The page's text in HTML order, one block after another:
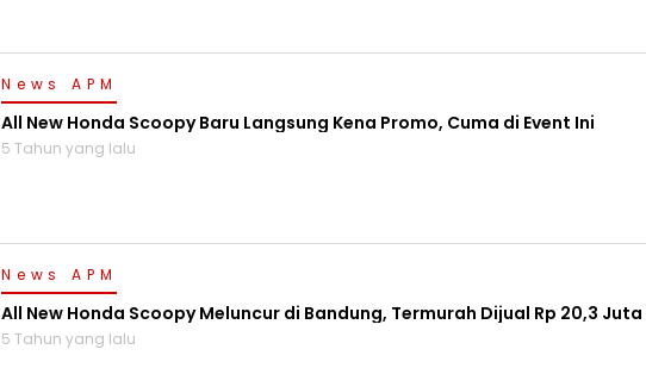
News APM
All New Honda Scoopy Baru Langsung Kena Promo, Cuma di Event Ini
5 Tahun yang lalu
News APM
All New Honda Scoopy Meluncur di Bandung, Termurah Dijual Rp 20,3 Juta
5 Tahun yang lalu